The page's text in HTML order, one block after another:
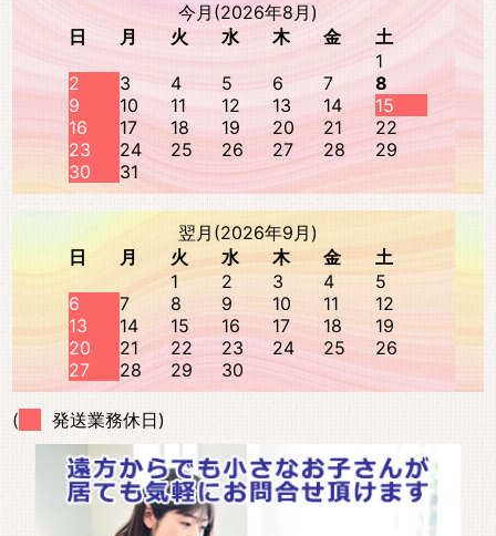
今月(2026年8月)
日
月 火 水 木 金
土
1
2
3 4 5 6 7
8
9
10 11 12 13 14
15
16
17 18 19 20 21
22
23
24 25 26 27 28
29
30
31
翌月(2026年9月)
日
月 火 水 木 金
土
1
2 3 4
5
6
7 8 9 10 11
12
13
14 15 16 17 18
19
20
21 22 23 24 25
26
27
28 29 30
( 発送業務休日)